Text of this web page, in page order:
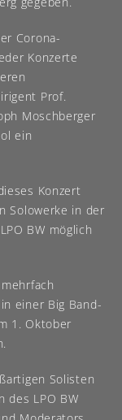
Corona-
Konzerte
Prof.
Moschberger
ein
Konzert
Solowerke in der
BW möglich
einer Big Band-
1. Oktober
Solisten
des LPO BW